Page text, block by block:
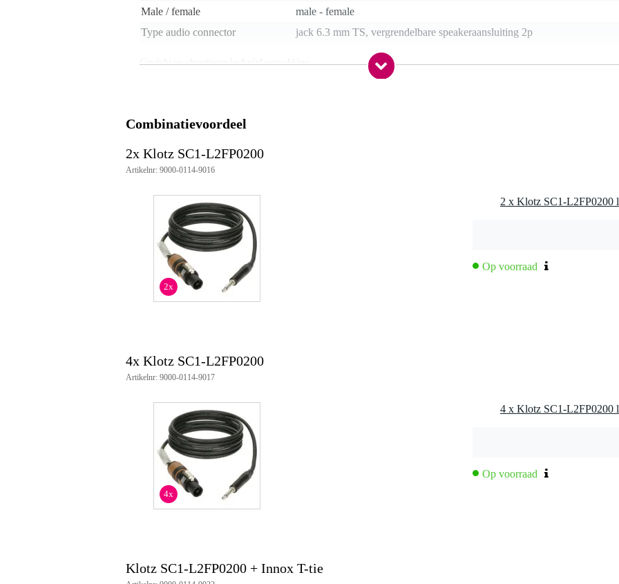
Male / female
male - female
Type audio connector
jack 6.3 mm TS, vergrendelbare speakeraansluiting 2p
Gewicht en afmetingen inclusief verpakking
Klotz SC1-L2FP0200
luidsprekerkabel
aansluitingen: speakON 2P F - 6.3 mm TS jack
kabeltype: LY215S 30 x 0.25 mm
Combinatievoordeel
2x Klotz SC1-L2FP0200
Artikelnr: 9000-0114-9016
2x
Op voorraad
4x Klotz SC1-L2FP0200
Artikelnr: 9000-0114-9017
4x
Op voorraad
Klotz SC1-L2FP0200 + Innox T-tie